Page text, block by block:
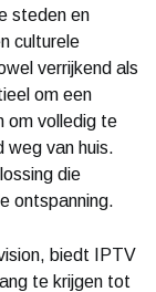
steden en
culturele
verrijkend als
om een
om volledig te
weg van huis.
die
ontspanning.
biedt IPTV
te krijgen tot